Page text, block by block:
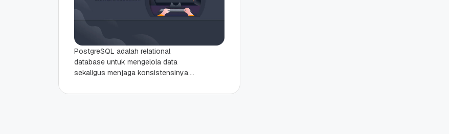
PostgreSQL adalah relational
database untuk mengelola data
sekaligus menjaga konsistensinya.
untuk digunakan sebagai database